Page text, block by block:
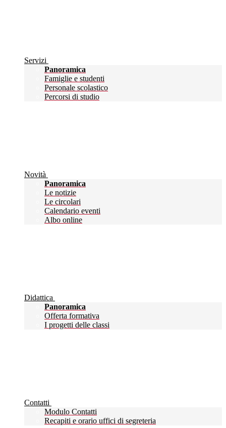
Servizi
Panoramica
Famiglie e studenti
Personale scolastico
Percorsi di studio
Novità
Panoramica
Le notizie
Le circolari
Calendario eventi
Albo online
Didattica
Panoramica
Offerta formativa
I progetti delle classi
Contatti
Modulo Contatti
Recapiti e orario uffici di segreteria